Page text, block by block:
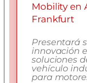
Mobility en
Frankfurt
Presentará
innovación
soluciones
vehículo
para